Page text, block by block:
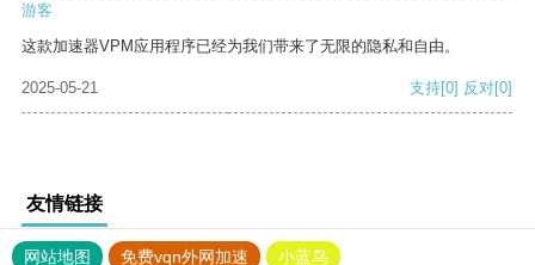
游客
这款加速器VPM应用程序已经为我们带来了无限的隐私和自由。
2025-05-21 支持[0] 反对[0]
友情链接
网站地图 免费vqn外网加速
小蓝鸟